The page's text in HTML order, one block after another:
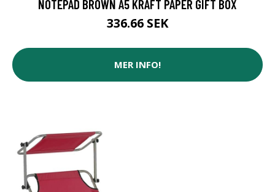
NOTEPAD BROWN A5 KRAFT PAPER GIFT BOX
336.66 SEK
MER INFO!